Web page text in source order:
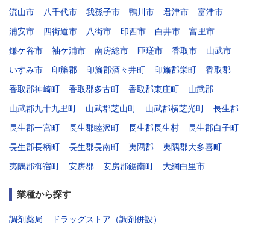
流山市
八千代市 我孫子市 鴨川市 君津市
富津市
浦安市
四街道市 八街市 印西市 白井市
富里市
鎌ケ谷市
袖ケ浦市 南房総市 匝瑳市 香取市
山武市
いすみ市
印旛郡 印旛郡酒々井町 印旛郡栄町
香取郡
香取郡神崎町
香取郡多古町 香取郡東庄町
山武郡
山武郡九十九里町
山武郡芝山町 山武郡横芝光町
長生郡
長生郡一宮町
長生郡睦沢町 長生郡長生村
長生郡白子町
長生郡長柄町
長生郡長南町 夷隅郡
夷隅郡大多喜町
夷隅郡御宿町
安房郡 安房郡鋸南町 大網白里市
業種から探す
調剤薬局
ドラッグストア（調剤併設）